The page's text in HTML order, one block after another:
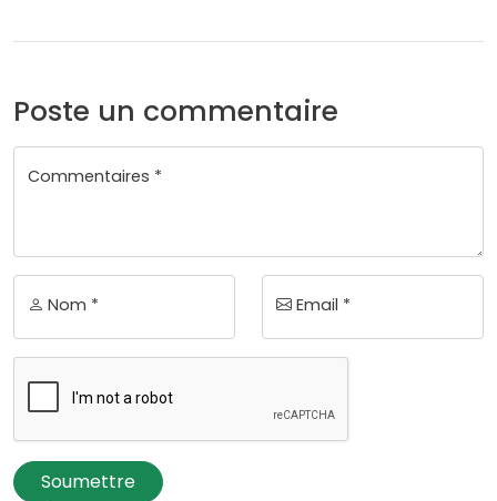
Poste un commentaire
Commentaires *
Nom * Email *
Soumettre